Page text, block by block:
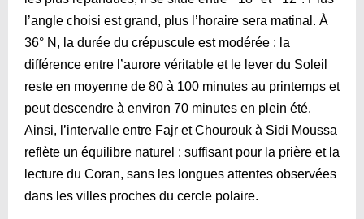
l’angle choisi est grand, plus l’horaire sera matinal. À
36° N, la durée du crépuscule est modérée : la
différence entre l’aurore véritable et le lever du Soleil
reste en moyenne de 80 à 100 minutes au printemps et
peut descendre à environ 70 minutes en plein été.
Ainsi, l’intervalle entre Fajr et Chourouk à Sidi Moussa
reflète un équilibre naturel : suffisant pour la prière et la
lecture du Coran, sans les longues attentes observées
dans les villes proches du cercle polaire.